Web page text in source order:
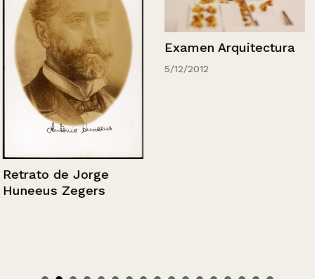
Retrato de Jorge
Huneeus Zegers
Examen Arquitectura
5/12/2012